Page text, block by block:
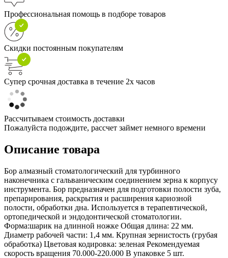
Профессиональная помощь в подборе товаров
Скидки постоянным покупателям
Супер срочная доставка в течение 2х часов
Рассчитываем стоимость доставки
Пожалуйста подождите, рассчет займет немного времени
Описание товара
Бор алмазный стоматологический для турбинного
наконечника с гальваническим соединением зерна к корпусу
инструмента. Бор предназначен для подготовки полости зуба,
препарирования, раскрытия и расширения кариозной
полости, обработки дна. Используется в терапевтической,
ортопедической и эндодонтической стоматологии.
Форма:шарик на длинной ножке Общая длина: 22 мм.
Диаметр рабочей части: 1,4 мм. Крупная зернистость (грубая
обработка) Цветовая кодировка: зеленая Рекомендуемая
скорость вращения 70.000-220.000 В упаковке 5 шт.